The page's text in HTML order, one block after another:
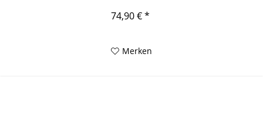
74,90 € *
Merken